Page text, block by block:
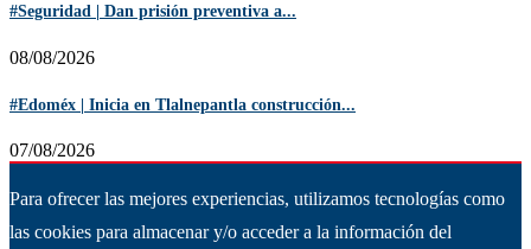
#Seguridad | Dan prisión preventiva a...
08/08/2026
#Edoméx | Inicia en Tlalnepantla construcción...
07/08/2026
Para ofrecer las mejores experiencias, utilizamos tecnologías como
las cookies para almacenar y/o acceder a la información del